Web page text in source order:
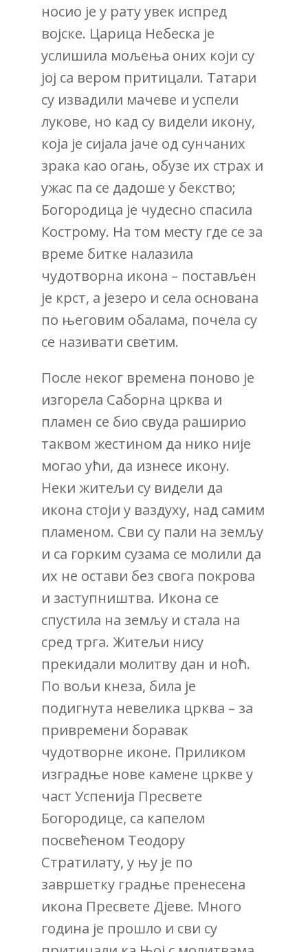
носио је у рату увек испред
војске. Царица Небеска је
услишила мољења оних који су
јој са вером притицали. Татари
су извадили мачеве и успели
лукове, но кад су видели икону,
која је сијала јаче од сунчаних
зрака као огањ, обузе их страх и
ужас па се дадоше у бекство;
Богородица је чудесно спасила
Кострому. На том месту где се за
време битке налазила
чудотворна икона – постављен
је крст, а језеро и села основана
по његовим обалама, почела су
се називати светим.
После неког времена поново је
изгорела Саборна црква и
пламен се био свуда раширио
таквом жестином да нико није
могао ући, да изнесе икону.
Неки житељи су видели да
икона стоји у ваздуху, над самим
пламеном. Сви су пали на земљу
и са горким сузама се молили да
их не остави без свога покрова
и заступништва. Икона се
спустила на земљу и стала на
сред трга. Житељи нису
прекидали молитву дан и ноћ.
По вољи кнеза, била је
подигнута невелика црква – за
привремени боравак
чудотворне иконе. Приликом
изградње нове камене цркве у
част Успенија Пресвете
Богородице, са капелом
посвећеном Теодору
Стратилату, у њу је по
завршетку градње пренесена
икона Пресвете Дјеве. Много
година је прошло и сви су